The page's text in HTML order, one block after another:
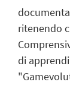
ritenendo
di